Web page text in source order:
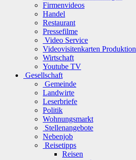
Firmenvideos
Handel
Restaurant
Pressefilme
Video Service
Videovisitenkarten Produktion
Wirtschaft
Youtube TV
Gesellschaft
Gemeinde
Landwirte
Leserbriefe
Politik
Wohnungsmarkt
Stellenangebote
Nebenjob
Reisetipps
Reisen